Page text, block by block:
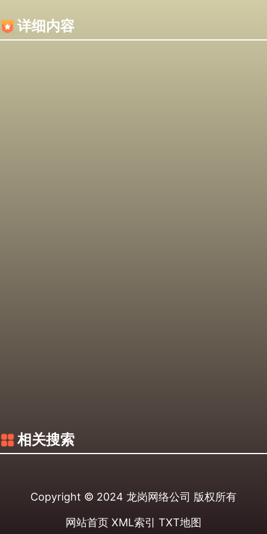
详细内容
相关搜索
Copyright © 2024 龙岗网络公司 版权所有
网站首页 XML索引 TXT地图